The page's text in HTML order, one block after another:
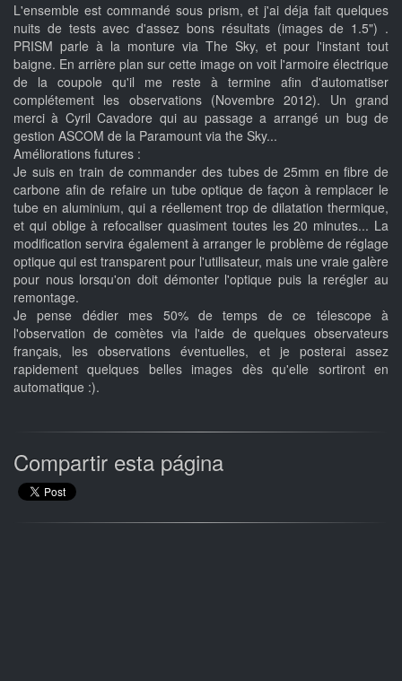
L'ensemble est commandé sous prism, et j'ai déja fait quelques
nuits de tests avec d'assez bons résultats (images de 1.5") .
PRISM parle à la monture via The Sky, et pour l'instant tout
baigne. En arrière plan sur cette image on voit l'armoire électrique
de la coupole qu'il me reste à termine afin d'automatiser
complétement les observations (Novembre 2012). Un grand
merci à Cyril Cavadore qui au passage a arrangé un bug de
gestion ASCOM de la Paramount via the Sky...
Améliorations futures :
Je suis en train de commander des tubes de 25mm en fibre de
carbone afin de refaire un tube optique de façon à remplacer le
tube en aluminium, qui a réellement trop de dilatation thermique,
et qui oblige à refocaliser quasiment toutes les 20 minutes... La
modification servira également à arranger le problème de réglage
optique qui est transparent pour l'utilisateur, mais une vraie galère
pour nous lorsqu'on doit démonter l'optique puis la rerégler au
remontage.
Je pense dédier mes 50% de temps de ce télescope à
l'observation de comètes via l'aide de quelques observateurs
français, les observations éventuelles, et je posterai assez
rapidement quelques belles images dès qu'elle sortiront en
automatique :).
Compartir esta página